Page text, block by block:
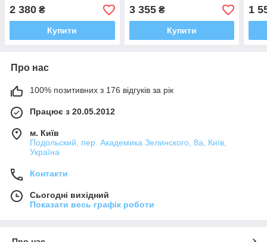
2 380 ₴
Купити
3 355₴
Купити
1
Про нас
100% позитивних з 176 відгуків за рік
Працює з 20.05.2012
м. Київ
Подольский, пер. Академика Зелинского, 8а, Київ,
Україна
Контакти
Сьогодні вихідний
Показати весь графік роботи